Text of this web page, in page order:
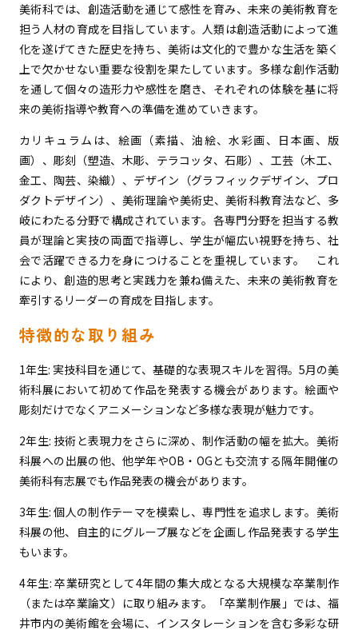
美術科では、創造活動を通じて感性を育み、未来の美術教育を
担う人材の育成を目指しています。人類は創造活動によって進
化を遂げてきた歴史を持ち、美術は文化的で豊かな生活を築く
上で欠かせない重要な役割を果たしています。多様な創作活動
を通して個々の造形力や感性を磨き、それぞれの体験を基に将
来の美術指導や教育への準備を進めていきます。
カリキュラムは、絵画（素描、油絵、水彩画、日本画、版
画）、彫刻（塑造、木彫、テラコッタ、石彫）、工芸（木工、
金工、陶芸、染織）、デザイン（グラフィックデザイン、プロ
ダクトデザイン）、美術理論や美術史、美術科教育法など、多
岐にわたる分野で構成されています。各専門分野を担当する教
員が理論と実技の両面で指導し、学生が幅広い視野を持ち、社
会で活躍できる力を身につけることを重視しています。 これ
により、創造的思考と実践力を兼ね備えた、未来の美術教育を
牽引するリーダーの育成を目指します。
特徴的な取り組み
1年生: 実技科目を通じて、基礎的な表現スキルを習得。5月の美
術科展において初めて作品を発表する機会があります。絵画や
彫刻だけでなくアニメーションなど多様な表現が魅力です。
2年生: 技術と表現力をさらに深め、制作活動の幅を拡大。美術
科展への出展の他、他学年やOB・OGとも交流する隔年開催の
美術科有志展でも作品発表の機会があります。
3年生: 個人の制作テーマを模索し、専門性を追求します。美術
科展の他、自主的にグループ展などを企画し作品発表する学生
もいます。
4年生: 卒業研究として4年間の集大成となる大規模な卒業制作
（または卒業論文）に取り組みます。「卒業制作展」では、福
井市内の美術館を会場に、インスタレーションを含む多彩な研